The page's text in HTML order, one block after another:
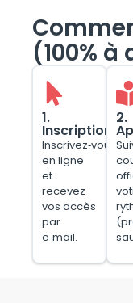
(100%
1.
Inscription
Inscrivez‑vous
en ligne
et
recevez
vos accès
par
e‑mail.
2.